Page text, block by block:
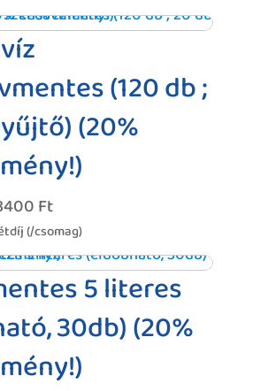
(120 db ;
(20%
Ft.
FtCurrent
price
is:
38400 Ft.
(/csomag)
5 literes
30db) (20%